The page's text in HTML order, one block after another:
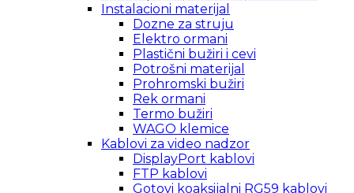
Instalacioni materijal
Dozne za struju
Elektro ormani
Plastični bužiri i cevi
Potrošni materijal
Prohromski bužiri
Rek ormani
Termo bužiri
WAGO klemice
Kablovi za video nadzor
DisplayPort kablovi
FTP kablovi
Gotovi koaksijalni RG59 kablovi